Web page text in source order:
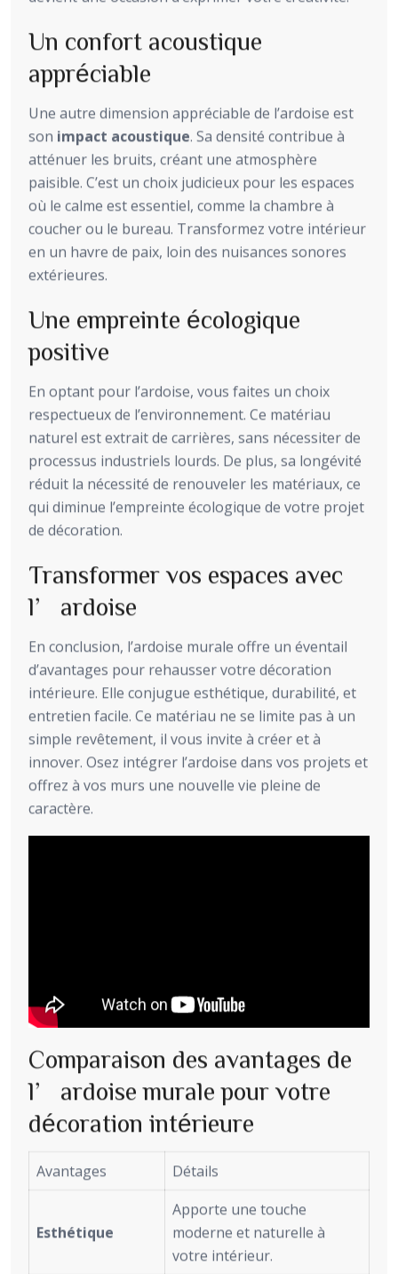
Un confort acoustique
appréciable
Une autre dimension appréciable de l’ardoise est
son impact acoustique. Sa densité contribue à
atténuer les bruits, créant une atmosphère
paisible. C’est un choix judicieux pour les espaces
où le calme est essentiel, comme la chambre à
coucher ou le bureau. Transformez votre intérieur
en un havre de paix, loin des nuisances sonores
extérieures.
Une empreinte écologique
positive
En optant pour l’ardoise, vous faites un choix
respectueux de l’environnement. Ce matériau
naturel est extrait de carrières, sans nécessiter de
processus industriels lourds. De plus, sa longévité
réduit la nécessité de renouveler les matériaux, ce
qui diminue l’empreinte écologique de votre projet
de décoration.
Transformer vos espaces avec
l’ardoise
En conclusion, l’ardoise murale offre un éventail
d’avantages pour rehausser votre décoration
intérieure. Elle conjugue esthétique, durabilité, et
entretien facile. Ce matériau ne se limite pas à un
simple revêtement, il vous invite à créer et à
innover. Osez intégrer l’ardoise dans vos projets et
offrez à vos murs une nouvelle vie pleine de
caractère.
Comparaison des avantages de
l’ardoise murale pour votre
décoration intérieure
Avantages Détails
Esthétique
Apporte une touche
moderne et naturelle à
votre intérieur.